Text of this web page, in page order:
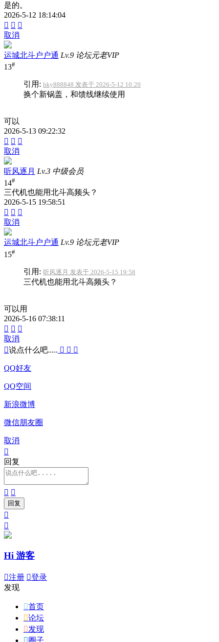
是的。
2026-5-12 18:14:04
  
取消
运城北斗户户通 Lv.9 论坛元老VIP
13#
引用: hky888848 发表于 2026-5-12 10:20
换个新锅盖，和馈线继续使用
可以
2026-5-13 09:22:32
  
取消
听风逐月 Lv.3 中级会员
14#
三代机也能用北斗高频头？
2026-5-15 19:58:51
  
取消
运城北斗户户通 Lv.9 论坛元老VIP
15#
引用: 听风逐月 发表于 2026-5-15 19:58
三代机也能用北斗高频头？
可以用
2026-5-16 07:38:11
  
取消
说点什么吧.....   
QQ好友
QQ空间
新浪微博
微信朋友圈
取消

回复
 


Hi 游客
注册 登录
发现
首页
论坛
发现